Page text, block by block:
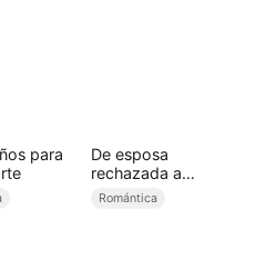
para
De esposa
rechazada a
princesa licántropa
Romántica